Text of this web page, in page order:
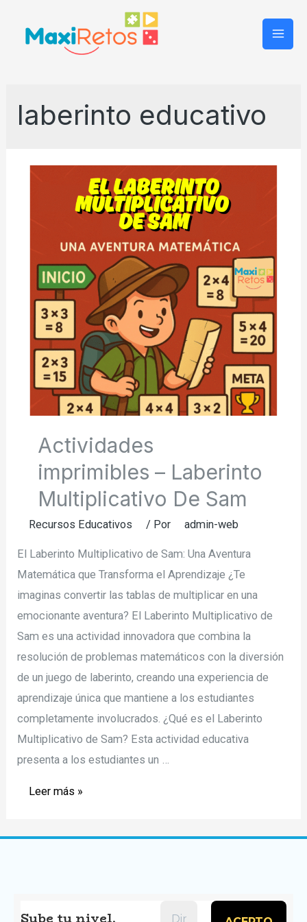
laberinto educativo
Actividades
imprimibles – Laberinto
Multiplicativo De Sam
Recursos Educativos / Por admin-web
El Laberinto Multiplicativo de Sam: Una Aventura
Matemática que Transforma el Aprendizaje ¿Te
imaginas convertir las tablas de multiplicar en una
emocionante aventura? El Laberinto Multiplicativo de
Sam es una actividad innovadora que combina la
resolución de problemas matemáticos con la diversión
de un juego de laberinto, creando una experiencia de
aprendizaje única que mantiene a los estudiantes
completamente involucrados. ¿Qué es el Laberinto
Multiplicativo de Sam? Esta actividad educativa
presenta a los estudiantes un …
Actividades
Sam
Leer más »